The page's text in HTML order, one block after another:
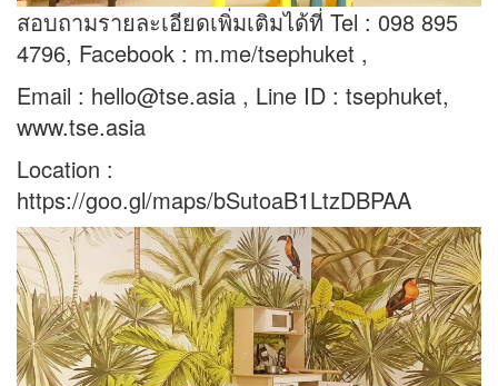
สอบถามรายละเอียดเพิ่มเติมได้ที่ Tel : 098 895
4796, Facebook : m.me/tsephuket ,
Email : hello@tse.asia , Line ID : tsephuket,
www.tse.asia
Location :
https://goo.gl/maps/bSutoaB1LtzDBPAA